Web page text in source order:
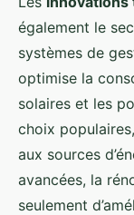
également le
systèmes de
optimise la
solaires et les
choix
aux sources
avancées, la
seulement